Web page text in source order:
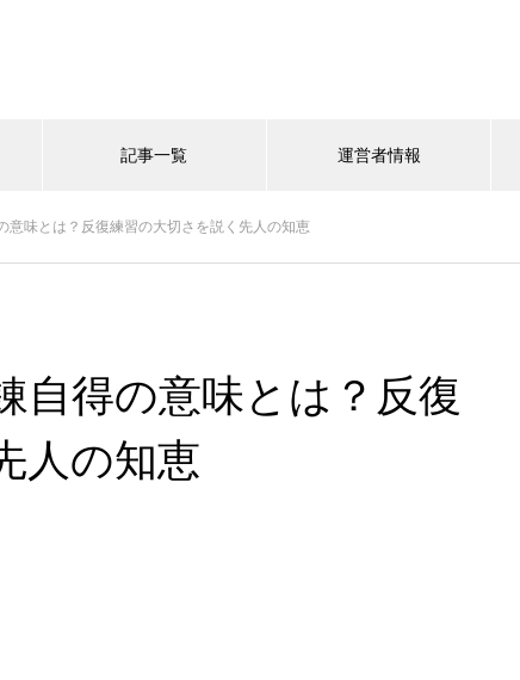
記事一覧 運営者情報
意味とは？反復練習の大切さを説く先人の知恵
自得の意味とは？反復
人の知恵